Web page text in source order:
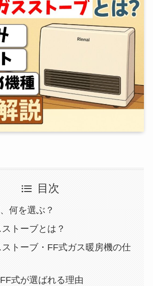
目次
何を選ぶ？
トーブとは？
トーブ・FF式ガス暖房機の仕
式が選ばれる理由